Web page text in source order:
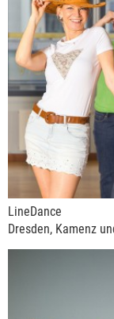
LineDance
Dresden, Kamenz